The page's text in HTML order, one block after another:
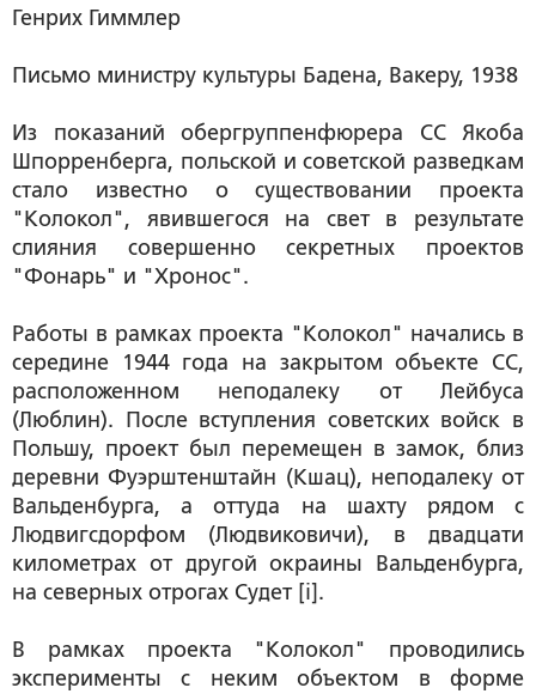
Генрих Гиммлер
Письмо министру культуры Бадена, Вакеру, 1938
Из показаний обергруппенфюрера СС Якоба
Шпорренберга, польской и советской разведкам
стало известно о существовании проекта
"Колокол", явившегося на свет в результате
слияния совершенно секретных проектов
"Фонарь" и "Хронос".
Работы в рамках проекта "Колокол" начались в
середине 1944 года на закрытом объекте СС,
расположенном неподалеку от Лейбуса
(Люблин). После вступления советских войск в
Польшу, проект был перемещен в замок, близ
деревни Фуэрштенштайн (Кшац), неподалеку от
Вальденбурга, а оттуда на шахту рядом с
Людвигсдорфом (Людвиковичи), в двадцати
километрах от другой окраины Вальденбурга,
на северных отрогах Судет [i].
В рамках проекта "Колокол" проводились
эксперименты с неким объектом в форме